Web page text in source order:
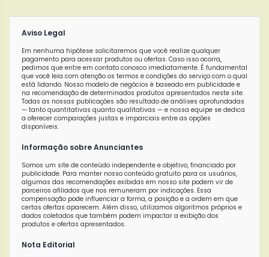
Aviso Legal
Em nenhuma hipótese solicitaremos que você realize qualquer
pagamento para acessar produtos ou ofertas. Caso isso ocorra,
pedimos que entre em contato conosco imediatamente. É fundamental
que você leia com atenção os termos e condições do serviço com o qual
está lidando. Nosso modelo de negócios é baseado em publicidade e
na recomendação de determinados produtos apresentados neste site.
Todas as nossas publicações são resultado de análises aprofundadas
— tanto quantitativas quanto qualitativas — e nossa equipe se dedica
a oferecer comparações justas e imparciais entre as opções
disponíveis.
Informação sobre Anunciantes
Somos um site de conteúdo independente e objetivo, financiado por
publicidade. Para manter nosso conteúdo gratuito para os usuários,
algumas das recomendações exibidas em nosso site podem vir de
parceiros afiliados que nos remuneram por indicações. Essa
compensação pode influenciar a forma, a posição e a ordem em que
certas ofertas aparecem. Além disso, utilizamos algoritmos próprios e
dados coletados que também podem impactar a exibição dos
produtos e ofertas apresentados.
Nota Editorial